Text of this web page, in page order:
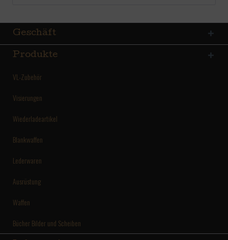
Geschäft
Produkte
VL-Zubehör
Visierungen
Wiederladeartikel
Blankwaffen
Lederwaren
Ausrüstung
Waffen
Bücher Bilder und Scheiben